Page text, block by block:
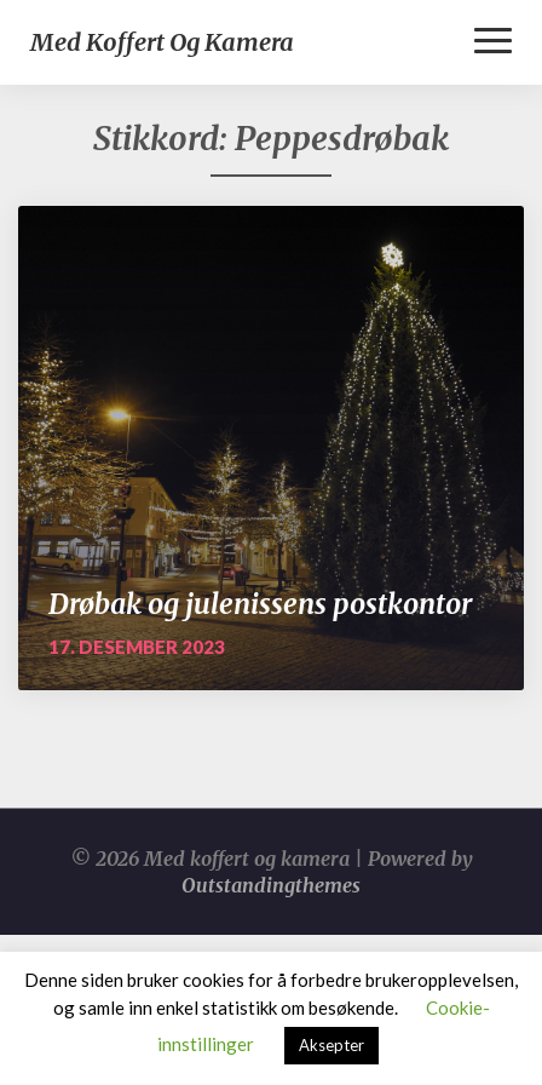
Med Koffert Og Kamera
Stikkord: Peppesdrøbak
Drøbak og julenissens postkontor
17. DESEMBER 2023
© 2026 Med koffert og kamera | Powered by
Outstandingthemes
Denne siden bruker cookies for å forbedre brukeropplevelsen,
og samle inn enkel statistikk om besøkende.
Cookie-
innstillinger
Aksepter